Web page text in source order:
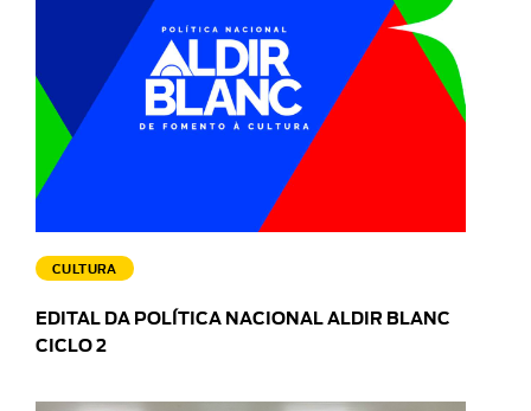
CULTURA
EDITAL DA POLÍTICA NACIONAL ALDIR BLANC
CICLO 2